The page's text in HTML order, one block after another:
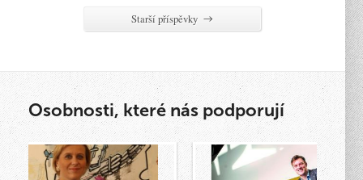
Starší příspěvky →
Osobnosti, které nás podporují